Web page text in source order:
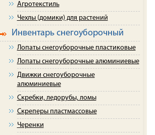
Агротекстиль
Чехлы (домики) для растений
Инвентарь снегоуборочный
Лопаты снегоуборочные пластиковые
Лопаты снегоуборочные алюминиевые
Движки снегоуборочные
алюминиевые
Скребки, ледорубы, ломы
Скреперы пластмассовые
Черенки